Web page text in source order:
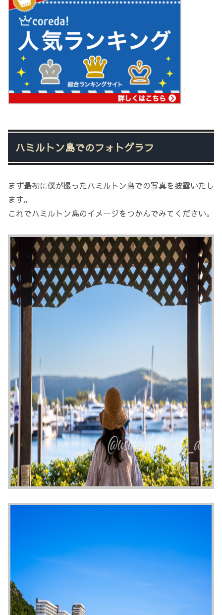
ハミルトン島でのフォトグラフ
まず最初に僕が撮ったハミルトン島での写真を披露いたし
ます。
これでハミルトン島のイメージをつかんでみてください。